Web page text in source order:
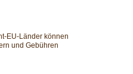
EU-Länder können
und Gebühren